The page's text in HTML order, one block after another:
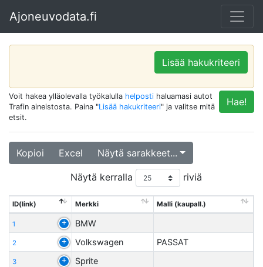
Ajoneuvodata.fi
Lisää hakukriteeri
Hae!
Voit hakea ylläolevalla työkalulla helposti haluamasi autot
Trafin aineistosta. Paina "Lisää hakukriteeri" ja valitse mitä
etsit.
Kopioi Excel Näytä sarakkeet...
Näytä kerralla riviä
ID(link) Merkki Malli (kaupall.)
1 BMW
2 Volkswagen PASSAT
3 Sprite